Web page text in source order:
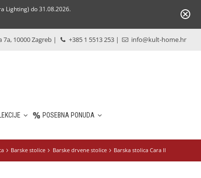
Lighting) do 31.08.2026.
7a, 10000 Zagreb | +385 1 5513 253 | info@kult-home.hr
POSEBNA PONUDA
Barske stolice Barske drvene stolice Barska stolica Cara II